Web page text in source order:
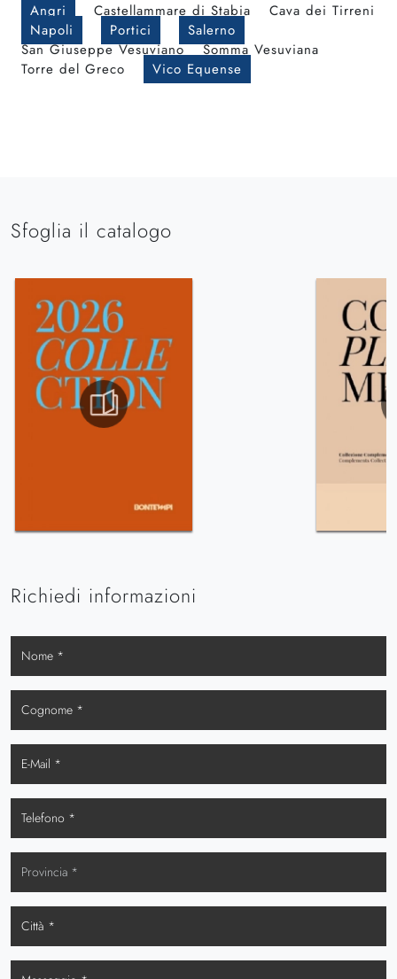
Angri Castellammare di Stabia
Cava dei Tirreni
Napoli
Portici
Salerno
San Giuseppe Vesuviano
Somma Vesuviana
Torre del Greco
Vico Equense
Sfoglia il catalogo
Richiedi informazioni